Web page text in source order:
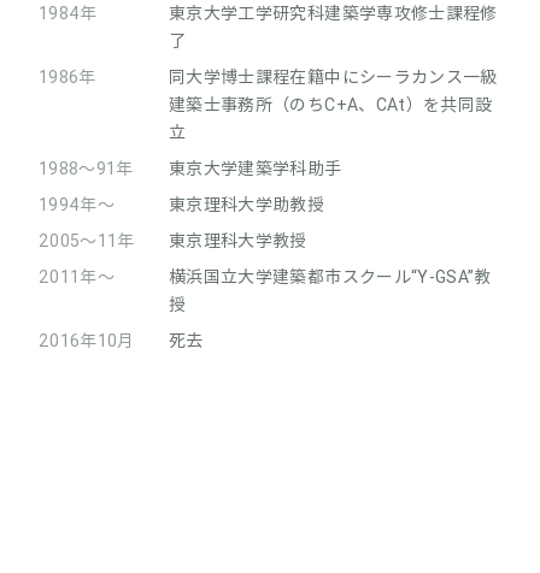
1984年
東京大学工学研究科建築学専攻修士課程修
了
1986年
同大学博士課程在籍中にシーラカンス一級
建築士事務所（のちC+A、CAt）を共同設
立
1988～91年
東京大学建築学科助手
1994年～
東京理科大学助教授
2005～11年
東京理科大学教授
2011年～
横浜国立大学建築都市スクール“Y-GSA”教
授
2016年10月
死去